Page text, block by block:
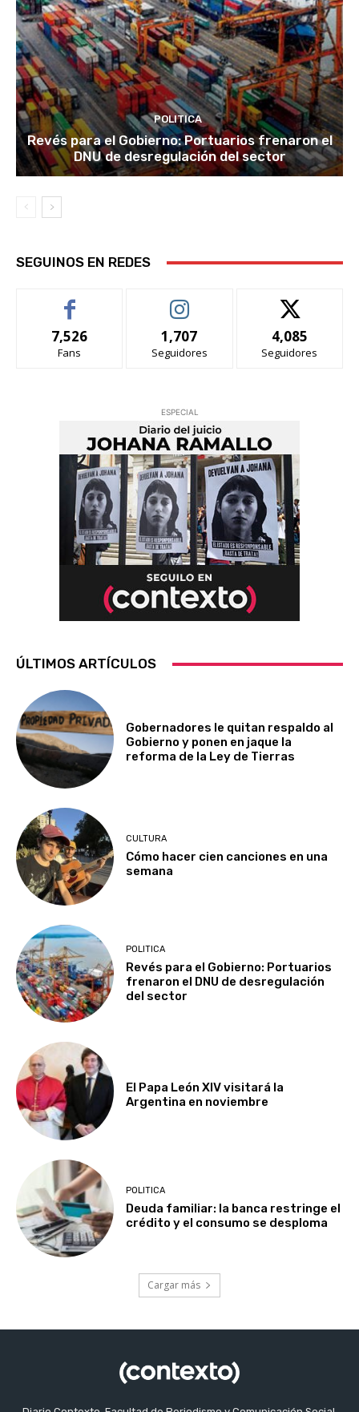
POLITICA
Revés para el Gobierno: Portuarios frenaron el
DNU de desregulación del sector
SEGUINOS EN REDES
7,526
Fans
1,707
Seguidores
4,085
Seguidores
ESPECIAL
ÚLTIMOS ARTÍCULOS
Gobernadores le quitan respaldo al
Gobierno y ponen en jaque la
reforma de la Ley de Tierras
CULTURA
Cómo hacer cien canciones en una
semana
POLITICA
Revés para el Gobierno: Portuarios
frenaron el DNU de desregulación
del sector
El Papa León XIV visitará la
Argentina en noviembre
POLITICA
Deuda familiar: la banca restringe el
crédito y el consumo se desploma
Cargar más